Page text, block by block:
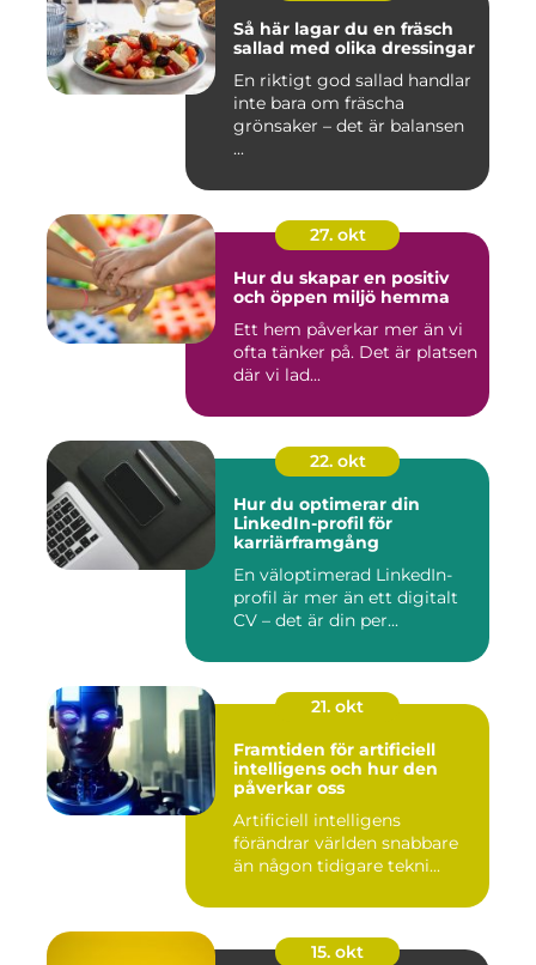
Så här lagar du en fräsch
sallad med olika dressingar
En riktigt god sallad handlar
inte bara om fräscha
grönsaker – det är balansen
...
27. okt
Hur du skapar en positiv
och öppen miljö hemma
Ett hem påverkar mer än vi
ofta tänker på. Det är platsen
där vi lad...
22. okt
Hur du optimerar din
LinkedIn-profil för
karriärframgång
En väloptimerad LinkedIn-
profil är mer än ett digitalt
CV – det är din per...
21. okt
Framtiden för artificiell
intelligens och hur den
påverkar oss
Artificiell intelligens
förändrar världen snabbare
än någon tidigare tekni...
15. okt